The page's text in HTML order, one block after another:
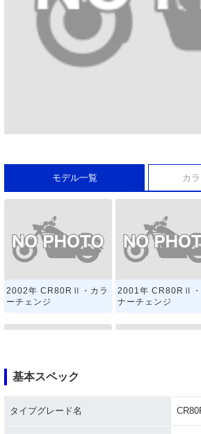
モデル一覧 カ
2002年 CR80RⅡ・カラ
ーチェンジ
2001年 CR80RⅡ・
ナーチェンジ
1996年 CR80RⅡ・フル
1985年 CR80RⅡ・
基本スペック
タイプグレード名